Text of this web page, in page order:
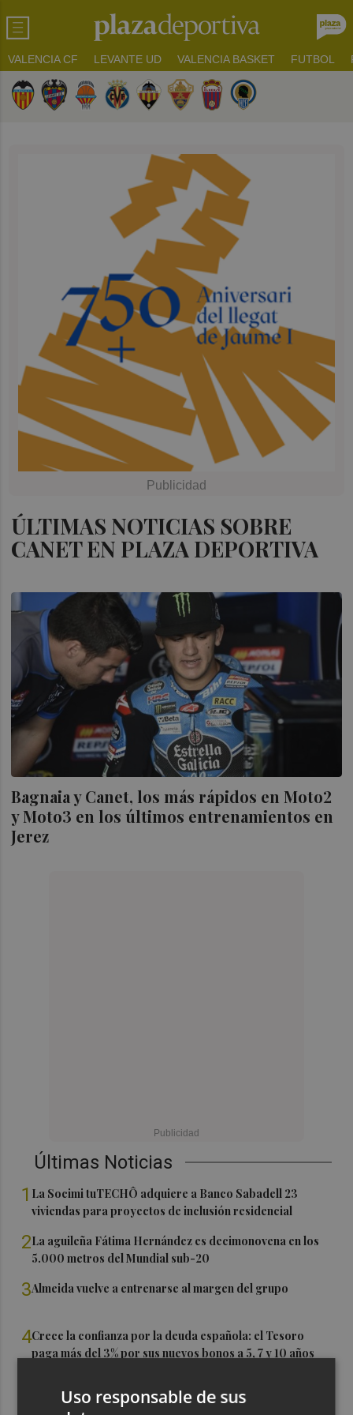
VALENCIA CF LEVANTE UD VALENCIA BASKET FUTBOL
ÚLTIMAS NOTICIAS SOBRE
CANET EN PLAZA DEPORTIVA
Bagnaia y Canet, los más rápidos en Moto2
y Moto3 en los últimos entrenamientos en
Jerez
Últimas Noticias
1 La Socimi tuTECHÔ adquiere a Banco Sabadell 23
viviendas para proyectos de inclusión residencial
2La aguileña Fátima Hernández es decimonovena en los
5.000 metros del Mundial sub-20
3Almeida vuelve a entrenarse al margen del grupo
4Crece la confianza por la deuda española: el Tesoro
paga más del 3% por sus nuevos bonos a 5, 7 y 10 años
internacionalización de 137 empresas valencianas
Uso responsable de sus